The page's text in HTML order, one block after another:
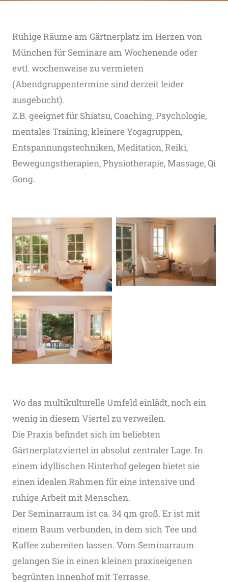
Ruhige Räume am Gärtnerplatz im Herzen von
München für Seminare am Wochenende oder
evtl. wochenweise zu vermieten
(Abendgruppentermine sind derzeit leider
ausgebucht).
Z.B. geeignet für Shiatsu, Coaching, Psychologie,
mentales Training, kleinere Yogagruppen,
Entspannungstechniken, Meditation, Reiki,
Bewegungstherapien, Physiotherapie, Massage, Qi
Gong.
Wo das multikulturelle Umfeld einlädt, noch ein
wenig in diesem Viertel zu verweilen.
Die Praxis befindet sich im beliebten
Gärtnerplatzviertel in absolut zentraler Lage. In
einem idyllischen Hinterhof gelegen bietet sie
einen idealen Rahmen für eine intensive und
ruhige Arbeit mit Menschen.
Der Seminarraum ist ca. 34 qm groß. Er ist mit
einem Raum verbunden, in dem sich Tee und
Kaffee zubereiten lassen. Vom Seminarraum
gelangen Sie in einen kleinen praxiseigenen
begrünten Innenhof mit Terrasse.